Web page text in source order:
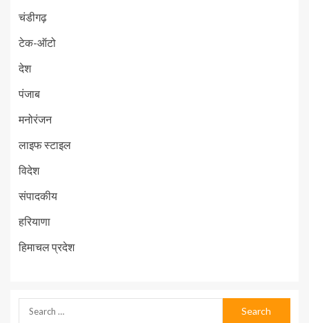
चंडीगढ़
टेक-ऑटो
देश
पंजाब
मनोरंजन
लाइफ स्टाइल
विदेश
संपादकीय
हरियाणा
हिमाचल प्रदेश